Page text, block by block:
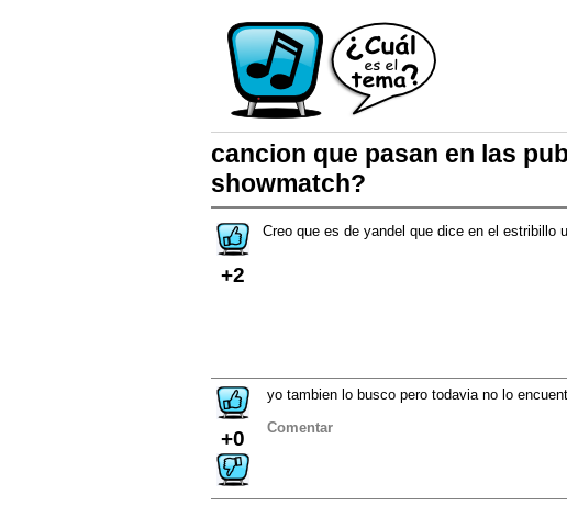
cancion que pasan en las
showmatch?
+2
Creo que es de yandel que dice en el estribillo
+0
yo tambien lo busco pero todavia no lo
Comentar